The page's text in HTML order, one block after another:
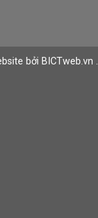
bởi BICTweb.vn